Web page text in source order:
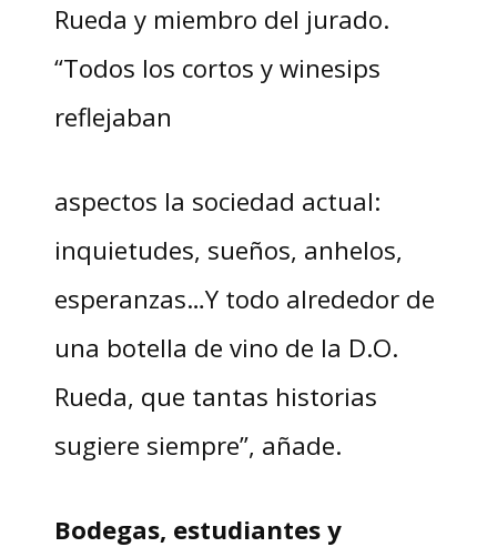
Rueda y miembro del jurado.
“Todos los cortos y winesips
reflejaban
aspectos la sociedad actual:
inquietudes, sueños, anhelos,
esperanzas…Y todo alrededor de
una botella de vino de la D.O.
Rueda, que tantas historias
sugiere siempre”, añade.
Bodegas, estudiantes y